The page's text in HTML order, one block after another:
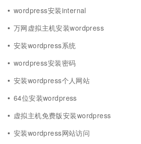
wordpress安装internal
万网虚拟主机安装wordpress
安装wordpress系统
wordpress安装密码
安装wordpress个人网站
64位安装wordpress
虚拟主机免费版安装wordpress
安装wordpress网站访问